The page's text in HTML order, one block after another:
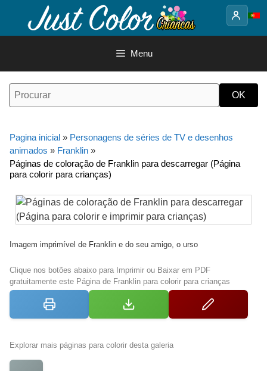
o
Menu
Pagina inicial » Personagens de séries de TV e desenhos
animados » Franklin »
Páginas de coloração de Franklin para descarregar (Página
para colorir para crianças)
Imagem imprimível de Franklin e do seu amigo, o urso
Clique nos botões abaixo para Imprimir ou Baixar em PDF
gratuitamente este Página de Franklin para colorir para crianças
Explorar mais páginas para colorir desta galeria